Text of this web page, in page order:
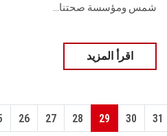
شمس ومؤسسة صحتنا...
اقرأ المزيد
26 27 28 29 30 31